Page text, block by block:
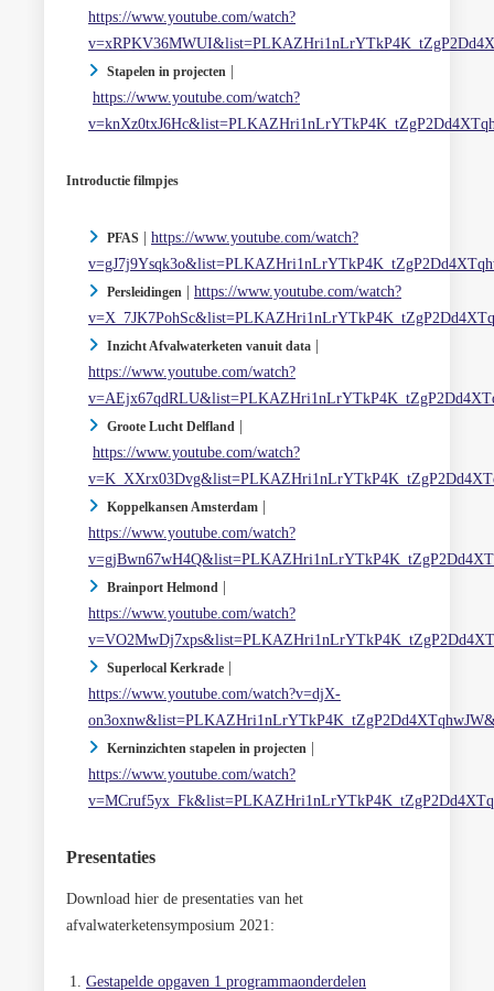
https://www.youtube.com/watch?
Stapelen in projecten
https://www.youtube.com/watch?
Introductie filmpjes
PFAS
https://www.youtube.com/watch?
Persleidingen
https://www.youtube.com/watch?
Inzicht Afvalwaterketen vanuit data
https://www.youtube.com/watch?
Groote Lucht Delfland
https://www.youtube.com/watch?
Koppelkansen Amsterdam
https://www.youtube.com/watch?
Brainport Helmond
https://www.youtube.com/watch?
Superlocal Kerkrade
https://www.youtube.com/watch?v=djX-
Kerninzichten stapelen in projecten
https://www.youtube.com/watch?
Presentaties
Download hier de presentaties van het
afvalwaterketensymposium 2021:
Gestapelde opgaven 1 programmaonderdelen